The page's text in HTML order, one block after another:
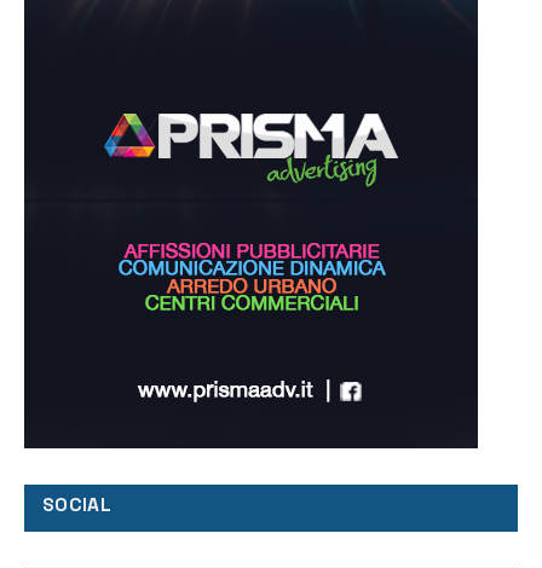
SOCIAL